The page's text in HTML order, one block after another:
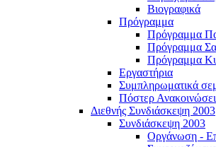
Βιογραφικά
Πρόγραμμα
Πρόγραμμα
Πρόγραμμα
Πρόγραμμα
Εργαστήρια
Συμπληρωματικά
Πόστερ
Διεθνής Συνδιάσκεψη 2003
Συνδιάσκεψη 2003
Οργάνωση -